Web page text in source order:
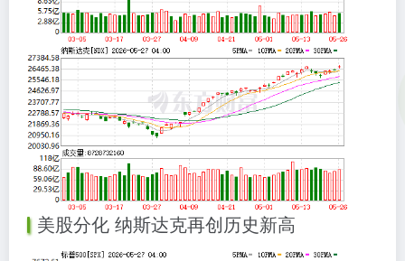
美股分化 纳斯达克再创历史新高